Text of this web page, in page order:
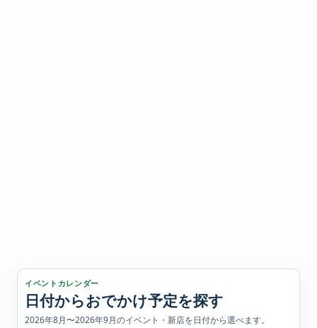
イベントカレンダー
日付からおでかけ予定を探す
2026年8月〜2026年9月のイベント・新店を日付から選べます。